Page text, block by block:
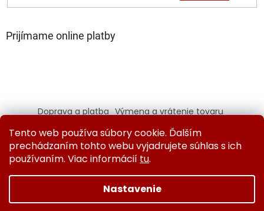
Tento web používa súbory cookie. Ďalším
prechádzaním tohto webu vyjadrujete súhlas s ich
používaním. Viac informácií tu.
Nastavenie
Prijímame online platby
Doprava a platba Výmena a vrátenie tovaru
Ochrana osobných údajov
Vytvoril Shoptet